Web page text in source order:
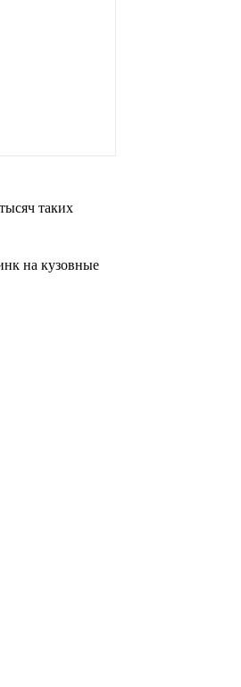
таких
на кузовные